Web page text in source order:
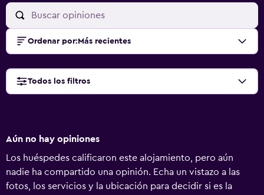
Ordenar por: Más recientes
Todos los filtros
Aún no hay opiniones
Los huéspedes calificaron este alojamiento, pero aún
nadie ha compartido una opinión. Echa un vistazo a las
fotos, los servicios y la ubicación para decidir si es la